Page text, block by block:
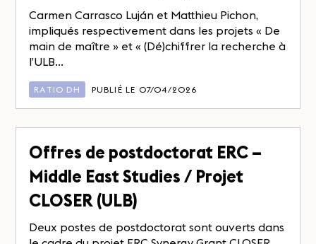
Carmen Carrasco Luján et Matthieu Pichon,
impliqués respectivement dans les projets « De
main de maître » et « (Dé)chiffrer la recherche à
l’ULB...
RATIO DH PUBLIÉ LE 07/04/2026
Offres de postdoctorat ERC –
Middle East Studies / Projet
CLOSER (ULB)
Deux postes de postdoctorat sont ouverts dans